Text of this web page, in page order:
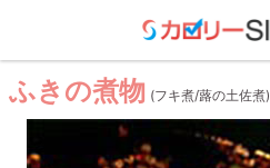
ふきの煮物 (フキ煮/蕗の土佐煮)